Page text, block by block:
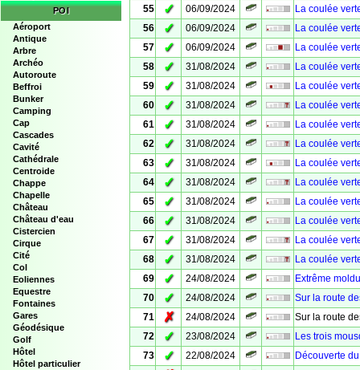
POI
Aéroport
Antique
Arbre
Archéo
Autoroute
Beffroi
Bunker
Camping
Cap
Cascades
Cavité
Cathédrale
Centroide
Chappe
Chapelle
Château
Château d'eau
Cistercien
Cirque
Cité
Col
Eoliennes
Equestre
Fontaines
Gares
Géodésique
Golf
Hôtel
Hôtel particulier
55
✓ 06/09/2024
La coulée
56
✓ 06/09/2024
La coulée
57
✓ 06/09/2024
La coulée
58
✓ 31/08/2024
La coulée
59
✓ 31/08/2024
La coulée
60
✓ 31/08/2024
La coulée
61
✓ 31/08/2024
La coulée
62
✓ 31/08/2024
La coulée
63
✓ 31/08/2024
La coulée
64
✓ 31/08/2024
La coulée
65
✓ 31/08/2024
La coulée
66
✓ 31/08/2024
La coulée
67
✓ 31/08/2024
La coulée
68
✓ 31/08/2024
La coulée
69
✓ 24/08/2024
Extrême
70
✓ 24/08/2024
Sur la route
71
✗ 24/08/2024
Sur la route
72
✓ 23/08/2024
Les trois
73
✓ 22/08/2024
Découverte